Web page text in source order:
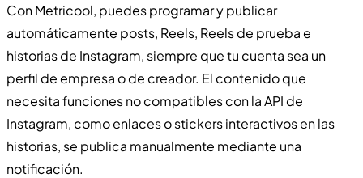
Con Metricool, puedes programar y publicar
automáticamente posts, Reels, Reels de prueba e
historias de Instagram, siempre que tu cuenta sea un
perfil de empresa o de creador. El contenido que
necesita funciones no compatibles con la API de
Instagram, como enlaces o stickers interactivos en las
historias, se publica manualmente mediante una
notificación.